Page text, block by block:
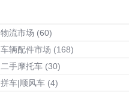
物流市场 (60)
车辆配件市场 (168)
二手摩托车 (30)
拼车|顺风车 (4)